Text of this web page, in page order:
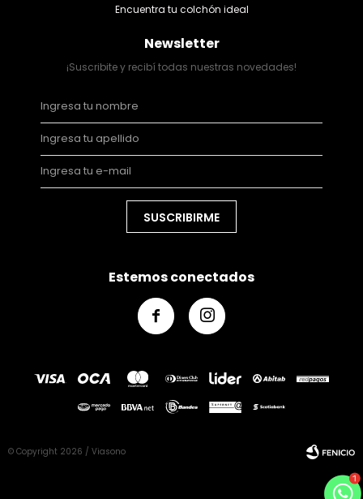
Encuentra tu colchón ideal
Newsletter
¡Suscribite y recibí todas nuestras novedades!
SUSCRIBIRME
Estemos conectados
 
© Copyright 2026 / Viasono